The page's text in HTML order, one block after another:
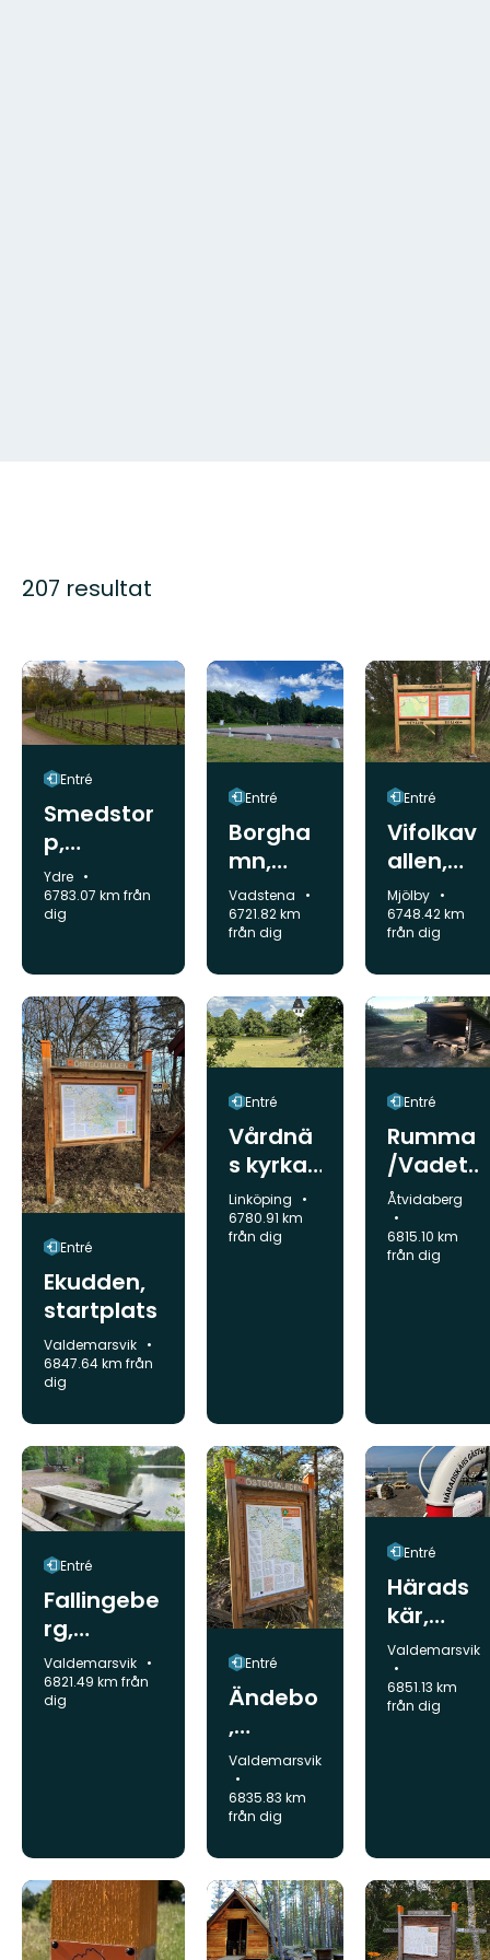
207 resultat
Entré
Smedstor
p,
startplats
Kommun:
Ydre
6783.07 km från
dig
Entré
Borgha
mn,
startpla
ts
Kommun:
Vadstena
6721.82 km
från dig
Entré
Vifolkav
allen,
startpla
ts
Kommun:
Mjölby
6748.42 km
från dig
Entré
Ekudden,
startplats
Kommun:
Valdemarsvik
6847.64 km från
dig
Entré
Vårdnä
s kyrka,
startpla
ts
Kommun:
Linköping
6780.91 km
från dig
Entré
Rumma
/Vadet,
startpla
ts
Kommun:
Åtvidaberg
6815.10 km
från dig
Entré
Fallingebe
rg,
startplats
Kommun:
Valdemarsvik
6821.49 km från
dig
Entré
Ändebo
,
startpla
ts
Kommun:
Valdemarsvik
6835.83 km
från dig
Entré
Härads
kär,
startpla
ts
Kommun:
Valdemarsvik
6851.13 km
från dig